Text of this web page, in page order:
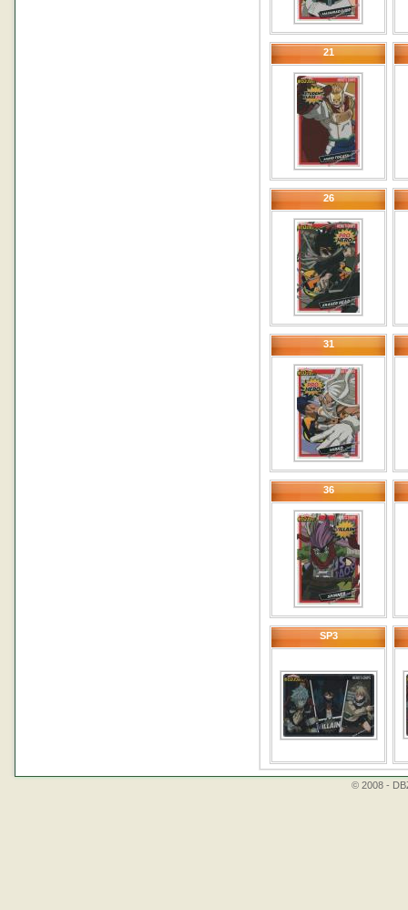
21
26
31
36
SP3
© 2008 -